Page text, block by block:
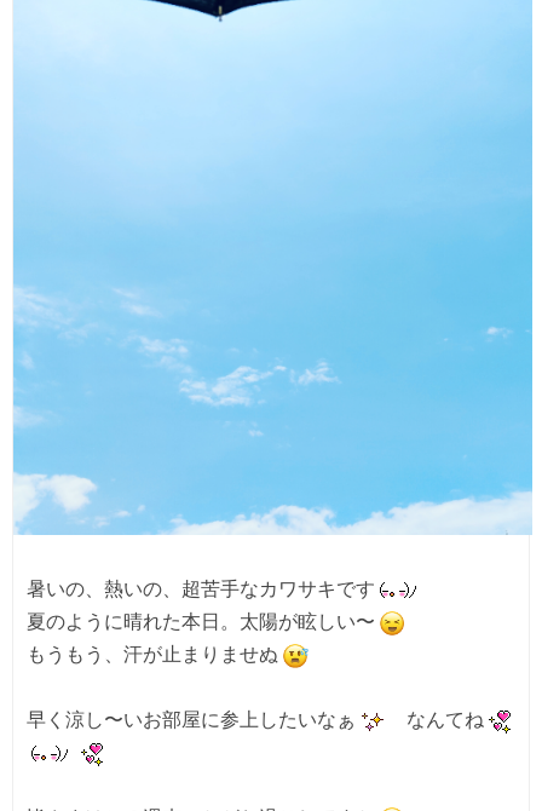
暑いの、熱いの、超苦手なカワサキです
夏のように晴れた本日。太陽が眩しい〜
もうもう、汗が止まりませぬ
早く涼し〜いお部屋に参上したいなぁ なんてね